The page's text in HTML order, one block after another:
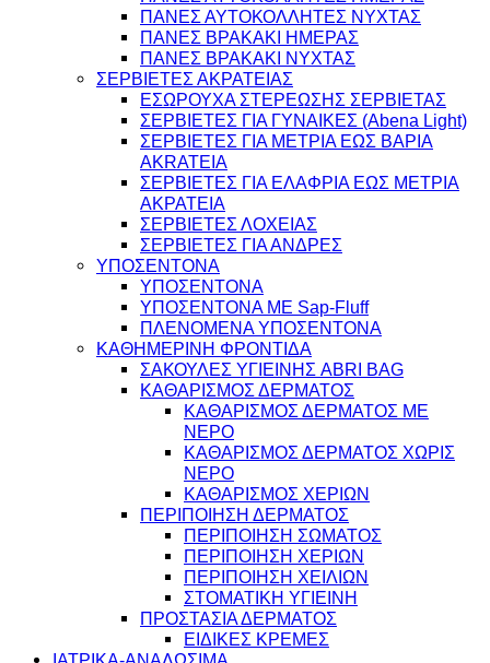
ΠΑΝΕΣ ΑΥΤΟΚΟΛΛΗΤΕΣ ΝΥΧΤΑΣ
ΠΑΝΕΣ ΒΡΑΚΑΚΙ ΗΜΕΡΑΣ
ΠΑΝΕΣ ΒΡΑΚΑΚΙ ΝΥΧΤΑΣ
ΣΕΡΒΙΕΤΕΣ ΑΚΡΑΤΕΙΑΣ
ΕΣΩΡΟΥΧΑ ΣΤΕΡΕΩΣΗΣ ΣΕΡΒΙΕΤΑΣ
ΣΕΡΒΙΕΤΕΣ ΓΙΑ ΓΥΝΑΙΚΕΣ (Abena Light)
ΣΕΡΒΙΕΤΕΣ ΓΙΑ ΜΕΤΡΙΑ ΕΩΣ ΒΑΡΙΑ
AKRATEIA
ΣΕΡΒΙΕΤΕΣ ΓΙΑ ΕΛΑΦΡΙΑ ΕΩΣ ΜΕΤΡΙΑ
ΑΚΡΑΤΕΙΑ
ΣΕΡΒΙΕΤΕΣ ΛΟΧΕΙΑΣ
ΣΕΡΒΙΕΤΕΣ ΓΙΑ ΑΝΔΡΕΣ
ΥΠΟΣΕΝΤΟΝΑ
ΥΠΟΣΕΝΤΟΝΑ
ΥΠΟΣΕΝΤΟΝΑ ΜΕ Sap-Fluff
ΠΛΕΝΟΜΕΝΑ ΥΠΟΣΕΝΤΟΝΑ
ΚΑΘΗΜΕΡΙΝΗ ΦΡΟΝΤΙΔΑ
ΣΑΚΟΥΛΕΣ ΥΓΙΕΙΝΗΣ ABRI BAG
ΚΑΘΑΡΙΣΜΟΣ ΔΕΡΜΑΤΟΣ
ΚΑΘΑΡΙΣΜΟΣ ΔΕΡΜΑΤΟΣ ΜΕ
ΝΕΡΟ
ΚΑΘΑΡΙΣΜΟΣ ΔΕΡΜΑΤΟΣ ΧΩΡΙΣ
ΝΕΡΟ
ΚΑΘΑΡΙΣΜΟΣ ΧΕΡΙΩΝ
ΠΕΡΙΠΟΙΗΣΗ ΔΕΡΜΑΤΟΣ
ΠΕΡΙΠΟΙΗΣΗ ΣΩΜΑΤΟΣ
ΠΕΡΙΠΟΙΗΣΗ ΧΕΡΙΩΝ
ΠΕΡΙΠΟΙΗΣΗ ΧΕΙΛΙΩΝ
ΣΤΟΜΑΤΙΚΗ ΥΓΙΕΙΝΗ
ΠΡΟΣΤΑΣΙΑ ΔΕΡΜΑΤΟΣ
ΕΙΔΙΚΕΣ ΚΡΕΜΕΣ